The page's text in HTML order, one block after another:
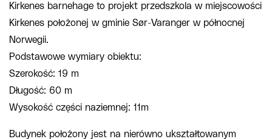
Kirkenes barnehage to projekt przedszkola w miejscowości
Kirkenes położonej w gminie Sør-Varanger w północnej
Norwegii.
Podstawowe wymiary obiektu:
Szerokość: 19 m
Długość: 60 m
Wysokość części naziemnej: 11m
Budynek położony jest na nierówno ukształtowanym